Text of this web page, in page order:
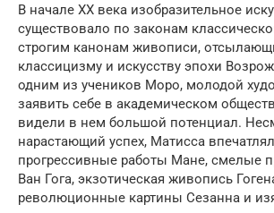
В начале ХХ века изобразительное
существовало по законам
строгим канонам живописи,
классицизму и искусству эпохи
одним из учеников Моро, молодой
заявить себе в академическом
видели в нем большой потенциал.
нарастающий успех, Матисса
прогрессивные работы Мане, смелые
Ван Гога, экзотическая живопись
революционные картины Сезанна и